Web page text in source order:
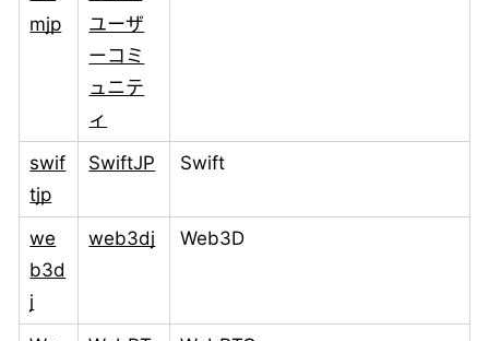
mjp
ユーザ
ーコミ
ュニテ
ィ
swif
tjp
SwiftJP Swift
we
b3d
j
web3dj Web3D